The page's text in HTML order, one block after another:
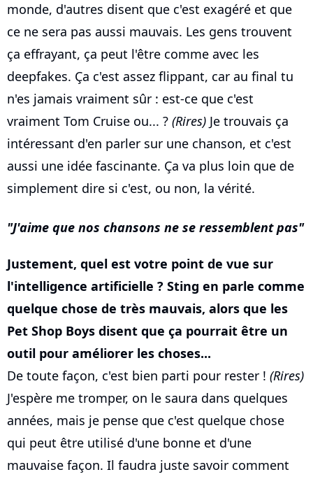
monde, d'autres disent que c'est exagéré et que
ce ne sera pas aussi mauvais. Les gens trouvent
ça effrayant, ça peut l'être comme avec les
deepfakes. Ça c'est assez flippant, car au final tu
n'es jamais vraiment sûr : est-ce que c'est
vraiment Tom Cruise ou... ? (Rires) Je trouvais ça
intéressant d'en parler sur une chanson, et c'est
aussi une idée fascinante. Ça va plus loin que de
simplement dire si c'est, ou non, la vérité.
J'aime que nos chansons ne se ressemblent pas
Justement, quel est votre point de vue sur
l'intelligence artificielle ? Sting en parle comme
quelque chose de très mauvais, alors que les
Pet Shop Boys disent que ça pourrait être un
outil pour améliorer les choses...
De toute façon, c'est bien parti pour rester ! (Rires)
J'espère me tromper, on le saura dans quelques
années, mais je pense que c'est quelque chose
qui peut être utilisé d'une bonne et d'une
mauvaise façon. Il faudra juste savoir comment